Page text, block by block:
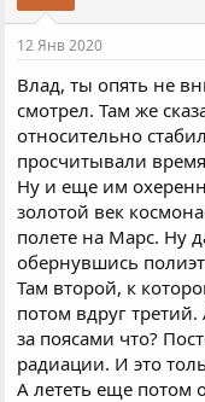
12 Янв 2020
Влад, ты опять не
смотрел. Там же
относительно
просчитывали
Ну и еще им
золотой век
полете на Марс. Ну
обернувшись
Там второй, к
потом вдруг
за поясами что?
радиации. И это
А лететь еще потом